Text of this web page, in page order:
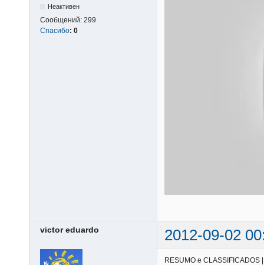
Неактивен
Сообщений: 299
Спасибо: 0
victor eduardo 2012-09-02
RESUMO e